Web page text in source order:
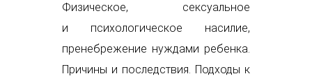
Физическое, сексуальное
и психологическое насилие,
пренебрежение нуждами ребенка.
Причины и последствия. Подходы к